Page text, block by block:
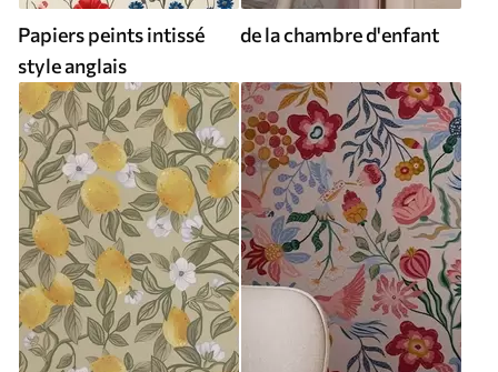
Papiers peints intissé
style anglais
de la chambre d'enfant